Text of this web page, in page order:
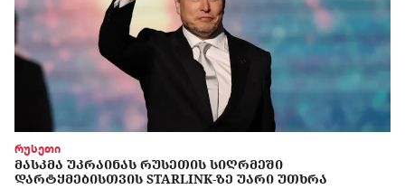
რუსეთი
ᲛᲐᲡᲙᲛᲐ ᲣᲙᲠᲐᲘᲜᲐᲡ ᲠᲣᲡᲔᲗᲘᲡ ᲡᲘᲦᲠᲛᲔᲨᲘ
ᲓᲐᲠᲢᲧᲛᲔᲑᲘᲡᲗᲕᲘᲡ STARLINK-ᲖᲔ ᲣᲐᲠᲘ ᲣᲗᲮᲠᲐ